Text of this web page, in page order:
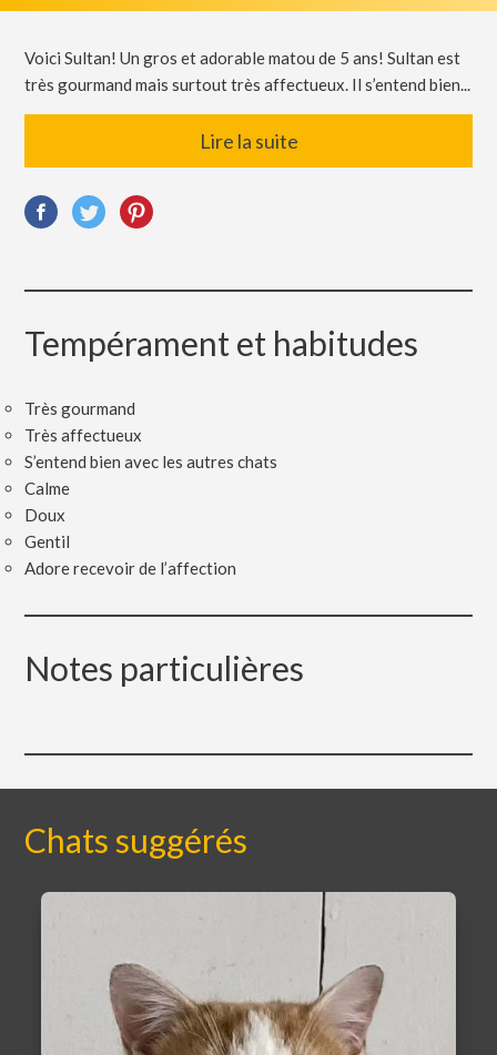
Voici Sultan! Un gros et adorable matou de 5 ans! Sultan est
très gourmand mais surtout très affectueux. Il s’entend bien...
Lire la suite
Tempérament et habitudes
Très gourmand
Très affectueux
S’entend bien avec les autres chats
Calme
Doux
Gentil
Adore recevoir de l’affection
Notes particulières
Chats suggérés